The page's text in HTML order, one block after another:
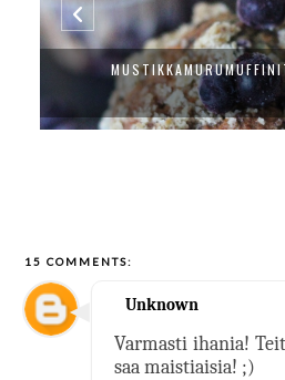
15 COMMENTS:
Unknown
Varmasti ihania!
saa maistiaisia! ;)